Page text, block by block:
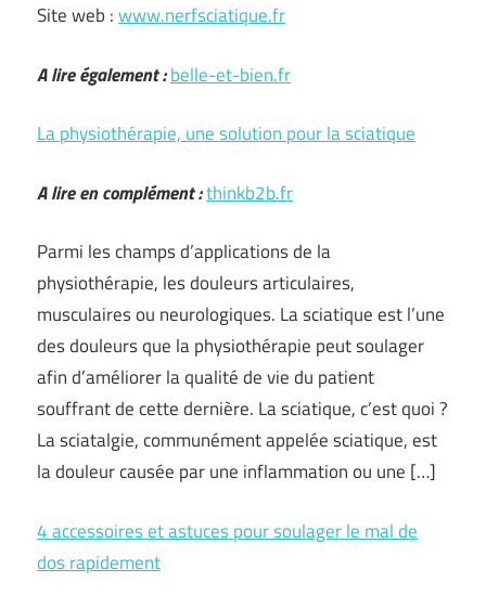
Site web :www.nerfsciatique.fr
A lire également :belle-et-bien.fr
La physiothérapie, une solution pour la sciatique
A lire en complément :thinkb2b.fr
Parmi les champs d’applications de la
physiothérapie, les douleurs articulaires,
musculaires ou neurologiques. La sciatique est l’une
des douleurs que la physiothérapie peut soulager
afin d’améliorer la qualité de vie du patient
souffrant de cette dernière. La sciatique, c’est quoi ?
La sciatalgie, communément appelée sciatique, est
la douleur causée par une inflammation ou une […]
4 accessoires et astuces pour soulager le mal de
dos rapidement